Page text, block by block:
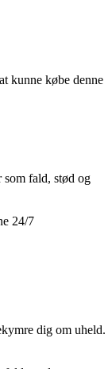
kunne købe denne
fald, stød og
24/7
dig om uheld.